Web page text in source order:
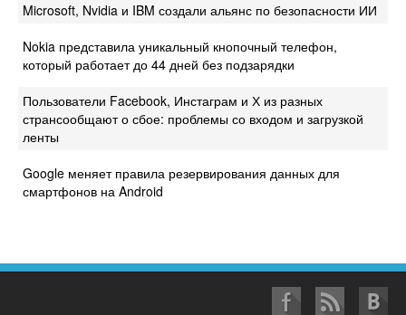
Microsoft, Nvidia и IBM создали альянс по безопасности ИИ
Nokia представила уникальный кнопочный телефон,
который работает до 44 дней без подзарядки
Пользователи Facebook, Инстаграм и Х из разных
странсообщают о сбое: проблемы со входом и загрузкой
ленты
Google меняет правила резервирования данных для
смартфонов на Android